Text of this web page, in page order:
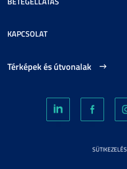
KAPCSOLAT
Térképek és útvonalak
SÜTIKEZELÉS